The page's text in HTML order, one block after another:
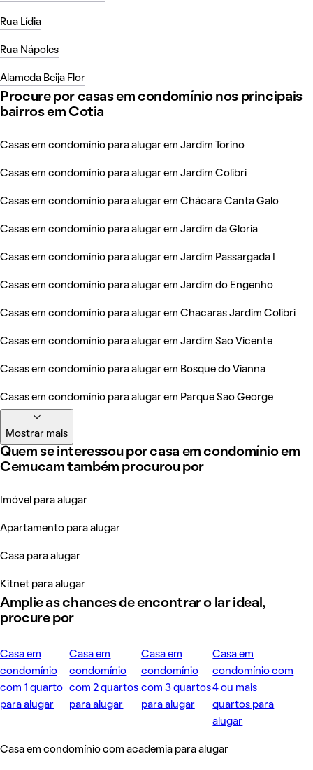
Rua Lídia
Rua Nápoles
Alameda Beija Flor
Procure por casas em condomínio nos principais
bairros em Cotia
Casas em condomínio para alugar em Jardim Torino
Casas em condomínio para alugar em Jardim Colibri
Casas em condomínio para alugar em Chácara Canta Galo
Casas em condomínio para alugar em Jardim da Gloria
Casas em condomínio para alugar em Jardim Passargada I
Casas em condomínio para alugar em Jardim do Engenho
Casas em condomínio para alugar em Chacaras Jardim Colibri
Casas em condomínio para alugar em Jardim Sao Vicente
Casas em condomínio para alugar em Bosque do Vianna
Casas em condomínio para alugar em Parque Sao George
Mostrar mais
Quem se interessou por casa em condomínio em
Cemucam também procurou por
Imóvel para alugar
Apartamento para alugar
Casa para alugar
Kitnet para alugar
Amplie as chances de encontrar o lar ideal,
procure por
Casa em
condomínio
com 1 quarto
para alugar
Casa em
condomínio
com 2 quartos
para alugar
Casa em
condomínio
com 3 quartos
para alugar
Casa em
condomínio com
4 ou mais
quartos para
alugar
Casa em condomínio com academia para alugar